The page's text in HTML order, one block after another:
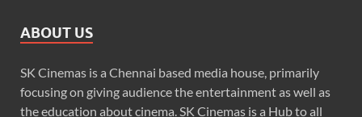
ABOUT US
SK Cinemas is a Chennai based media house, primarily
focusing on giving audience the entertainment as well as
the education about cinema. SK Cinemas is a Hub to all